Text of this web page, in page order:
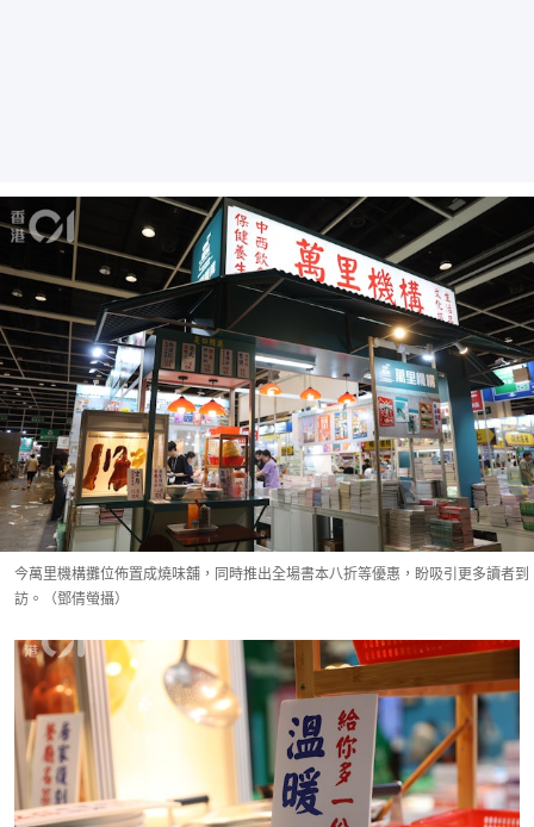
今萬里機構攤位佈置成燒味舖，同時推出全場書本八折等優惠，盼吸引更多讀者到
訪。（鄧倩螢攝）